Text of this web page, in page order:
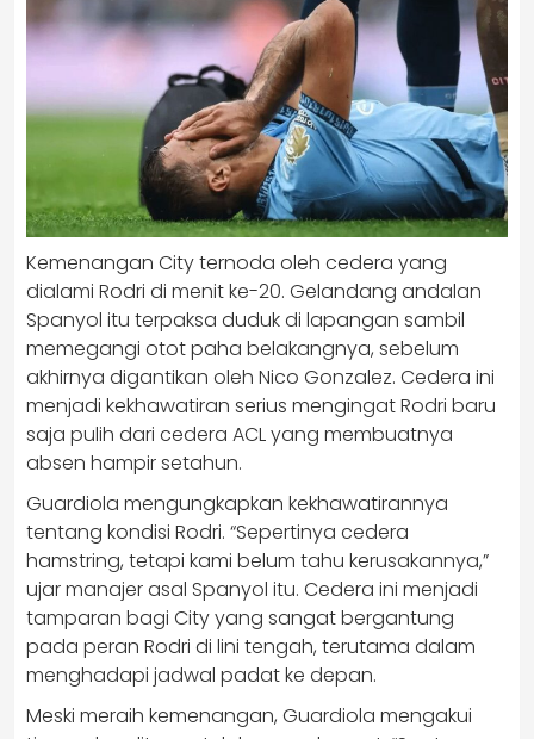
Kemenangan City ternoda oleh cedera yang
dialami Rodri di menit ke-20. Gelandang andalan
Spanyol itu terpaksa duduk di lapangan sambil
memegangi otot paha belakangnya, sebelum
akhirnya digantikan oleh Nico Gonzalez. Cedera ini
menjadi kekhawatiran serius mengingat Rodri baru
saja pulih dari cedera ACL yang membuatnya
absen hampir setahun.
Guardiola mengungkapkan kekhawatirannya
tentang kondisi Rodri. “Sepertinya cedera
hamstring, tetapi kami belum tahu kerusakannya,”
ujar manajer asal Spanyol itu. Cedera ini menjadi
tamparan bagi City yang sangat bergantung
pada peran Rodri di lini tengah, terutama dalam
menghadapi jadwal padat ke depan.
Meski meraih kemenangan, Guardiola mengakui